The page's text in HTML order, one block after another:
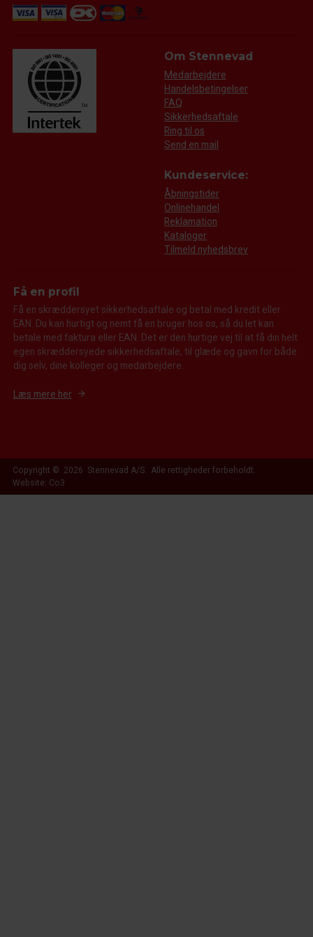
Om Stennevad
Medarbejdere
Handelsbetingelser
FAQ
Sikkerhedsaftale
Ring til os
Send en mail
Kundeservice:
Åbningstider
Onlinehandel
Reklamation
Kataloger
Tilmeld nyhedsbrev
Få en profil
Få en skræddersyet sikkerhedsaftale og betal med kredit eller
EAN. Du kan hurtigt og nemt få en bruger hos os, så du let kan
betale med faktura eller EAN. Det er den hurtige vej til at få din helt
egen skræddersyede sikkerhedsaftale, til glæde og gavn for både
dig selv, dine kolleger og medarbejdere.
Læs mere her
Copyright © 2026 Stennevad A/S. Alle rettigheder forbeholdt.
Website: Co3